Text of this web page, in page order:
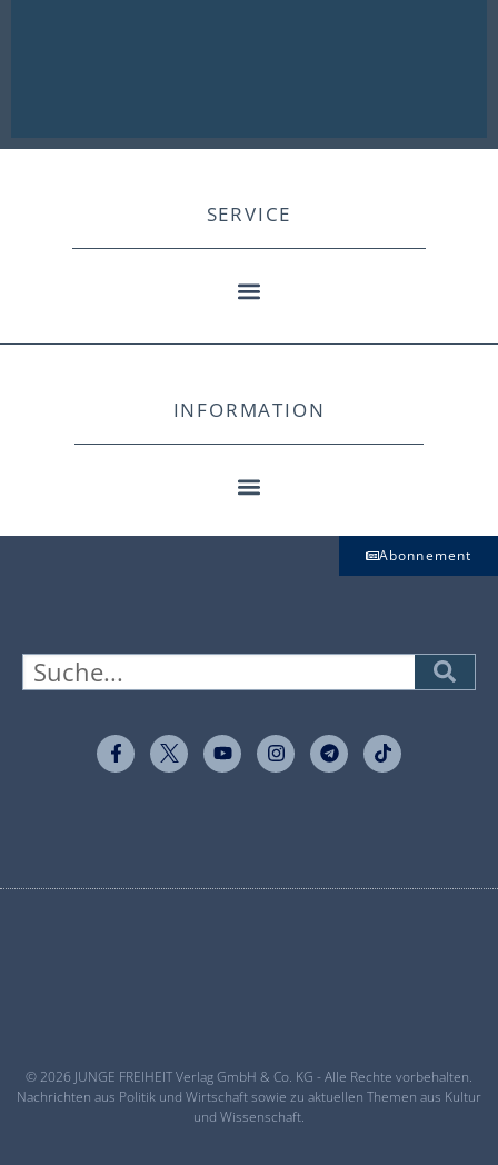
SERVICE
INFORMATION
Abonnement
© 2026 JUNGE FREIHEIT Verlag GmbH & Co. KG - Alle Rechte vorbehalten.
Nachrichten aus Politik und Wirtschaft sowie zu aktuellen Themen aus Kultur
und Wissenschaft.